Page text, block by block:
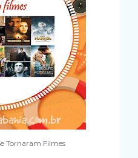
Tornaram Filmes